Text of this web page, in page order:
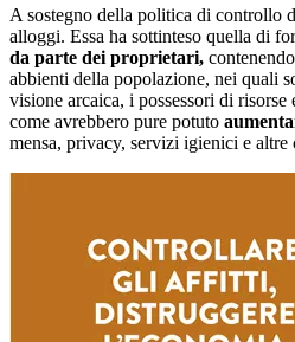
A sostegno della politica di controllo
alloggi. Essa ha sottinteso quella di
da parte dei proprietari,
abbienti della popolazione, nei quali
visione arcaica, i possessori di
come avrebbero pure potuto
mensa, privacy, servizi igienici e altre